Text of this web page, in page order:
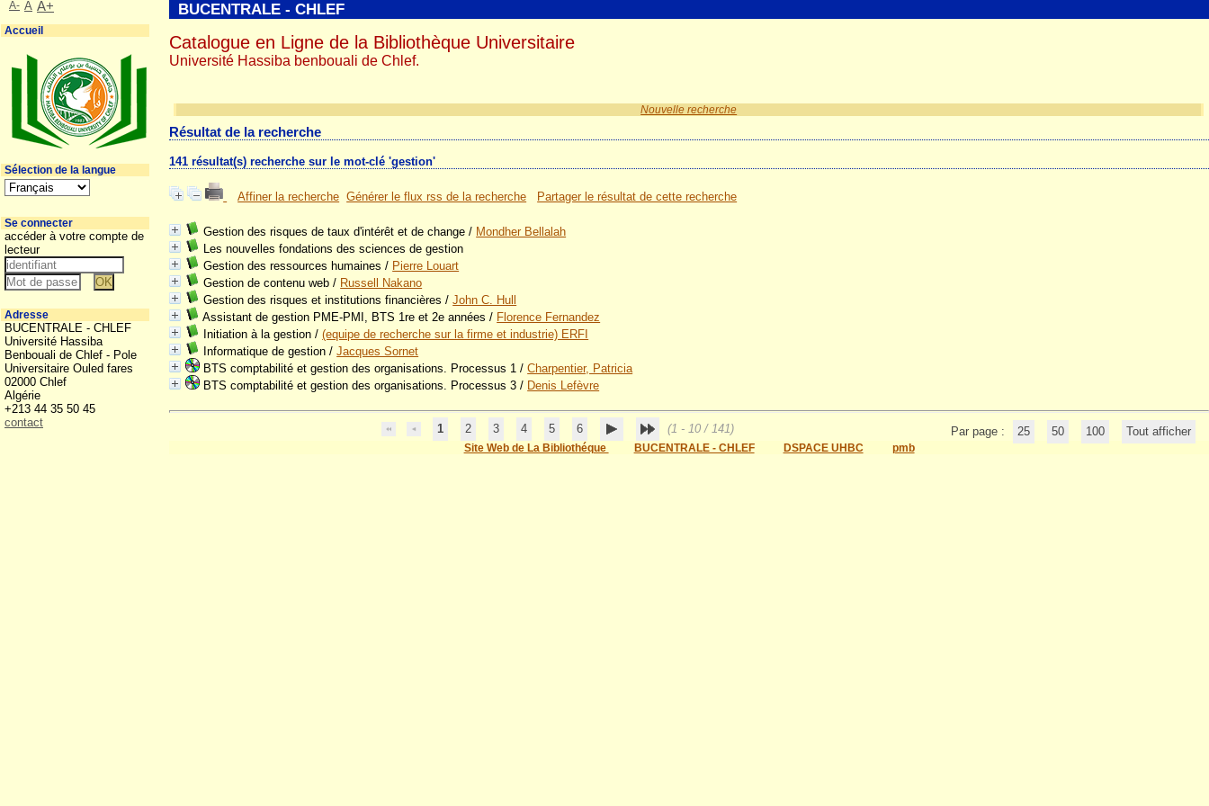
Nouvelle recherche
Résultat de la recherche
141 résultat(s) recherche sur le mot-clé 'gestion'
Affiner la recherche Générer le flux rss de la recherche Partager le résultat de cette recherche
Gestion des risques de taux d'intérêt et de change / Mondher Bellalah
Les nouvelles fondations des sciences de gestion
Gestion des ressources humaines / Pierre Louart
Gestion de contenu web / Russell Nakano
Gestion des risques et institutions financières /John C. Hull
Assistant de gestion PME-PMI, BTS 1re et 2e années / Florence Fernandez
Initiation à la gestion /(equipe de recherche sur la firme et industrie) ERFI
Informatique de gestion /Jacques Sornet
BTS comptabilité et gestion des organisations. Processus 1 /Charpentier, Patricia
BTS comptabilité et gestion des organisations. Processus 3 / Denis Lefèvre
1 2 3 4 5 6 (1 - 10 / 141) Par page : 25 50 100 Tout afficher
Site Web de La Bibliothéque BUCENTRALE - CHLEF DSPACE UHBC pmb
BUCENTRALE - CHLEF
Catalogue en Ligne de la Bibliothèque Universitaire
Université Hassiba benbouali de Chlef.
A- A A+
Accueil
Sélection de la langue
Se connecter
accéder à votre compte de
lecteur
Adresse
BUCENTRALE - CHLEF
Université Hassiba
Benbouali de Chlef - Pole
Universitaire Ouled fares
02000 Chlef
Algérie
+213 44 35 50 45
contact